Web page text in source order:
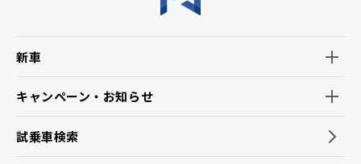
新車
キャンペーン・お知らせ
試乗車検索